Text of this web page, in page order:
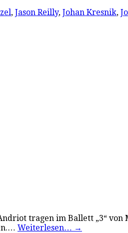
, Jason Reilly, Johan Kresnik,
tragen im Ballett „3“
Weiterlesen… →